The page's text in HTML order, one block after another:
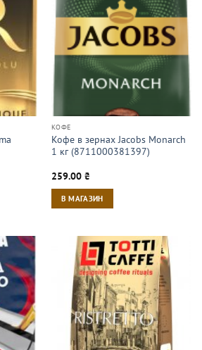
КОФЕ
Кофе в зернах Jacobs Monarch
1 кг (8711000381397)
259.00 ₴
В МАГАЗИН